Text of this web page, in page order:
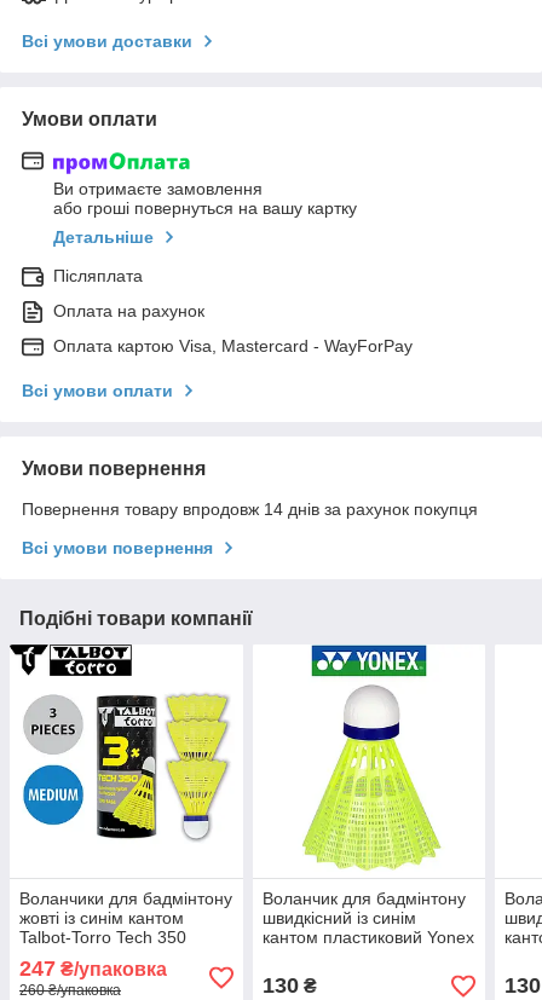
Всі умови доставки
Умови оплати
Ви отримаєте замовлення
або гроші повернуться на вашу картку
Детальніше
Післяплата
Оплата на рахунок
Оплата картою Visa, Mastercard - WayForPay
Всі умови оплати
Умови повернення
Повернення товару впродовж 14 днів за рахунок покупця
Всі умови повернення
Подібні товари компанії
Воланчики для бадмінтону
жовті із синім кантом
Talbot-Torro Tech 350
247 ₴/упаковка
260 ₴/упаковка
Воланчик для бадмінтону
швидкісний із синім
кантом пластиковий Yonex
130₴ 130